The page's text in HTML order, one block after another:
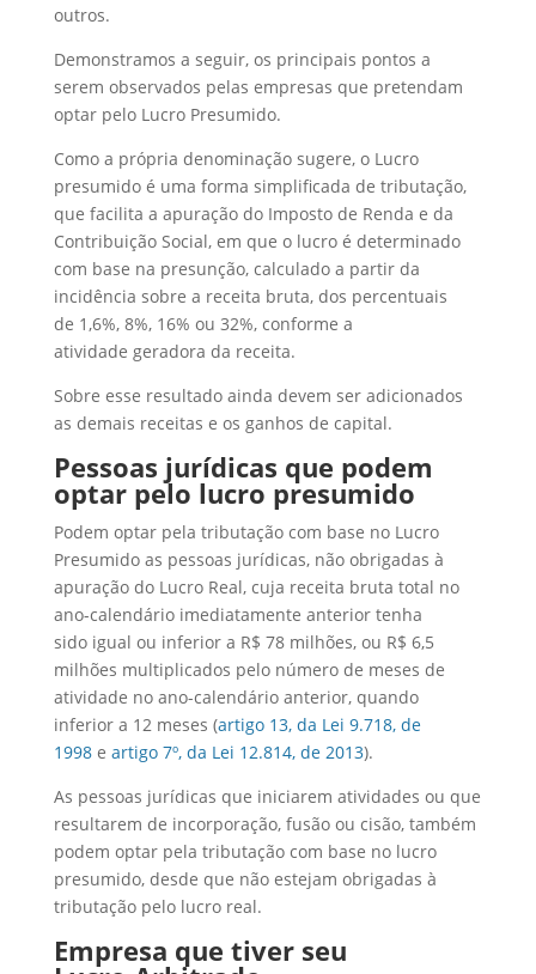
outros.
Demonstramos a seguir, os principais pontos a
serem observados pelas empresas que pretendam
optar pelo Lucro Presumido.
Como a própria denominação sugere, o Lucro
presumido é uma forma simplificada de tributação,
que facilita a apuração do Imposto de Renda e da
Contribuição Social, em que o lucro é determinado
com base na presunção, calculado a partir da
incidência sobre a receita bruta, dos percentuais
de 1,6%, 8%, 16% ou 32%, conforme a
atividade geradora da receita.
Sobre esse resultado ainda devem ser adicionados
as demais receitas e os ganhos de capital.
Pessoas jurídicas que podem
optar pelo lucro presumido
Podem optar pela tributação com base no Lucro
Presumido as pessoas jurídicas, não obrigadas à
apuração do Lucro Real, cuja receita bruta total no
ano-calendário imediatamente anterior tenha
sido igual ou inferior a R$ 78 milhões, ou R$ 6,5
milhões multiplicados pelo número de meses de
atividade no ano-calendário anterior, quando
inferior a 12 meses (artigo 13, da Lei 9.718, de
1998e artigo 7º, da Lei 12.814, de 2013).
As pessoas jurídicas que iniciarem atividades ou que
resultarem de incorporação, fusão ou cisão, também
podem optar pela tributação com base no lucro
presumido, desde que não estejam obrigadas à
tributação pelo lucro real.
Empresa que tiver seu